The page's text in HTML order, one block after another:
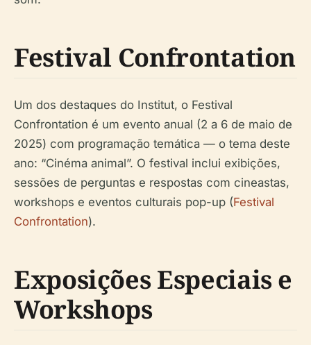
Festival Confrontation
Um dos destaques do Institut, o Festival
Confrontation é um evento anual (2 a 6 de maio de
2025) com programação temática — o tema deste
ano: “Cinéma animal”. O festival inclui exibições,
sessões de perguntas e respostas com cineastas,
workshops e eventos culturais pop-up (Festival
Confrontation).
Exposições Especiais e
Workshops